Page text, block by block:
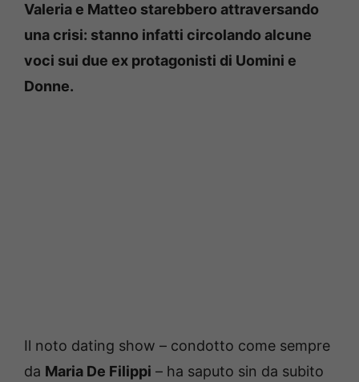
Valeria e Matteo starebbero attraversando
una crisi: stanno infatti circolando alcune
voci sui due ex protagonisti di Uomini e
Donne.
Il noto dating show – condotto come sempre
da Maria De Filippi – ha saputo sin da subito